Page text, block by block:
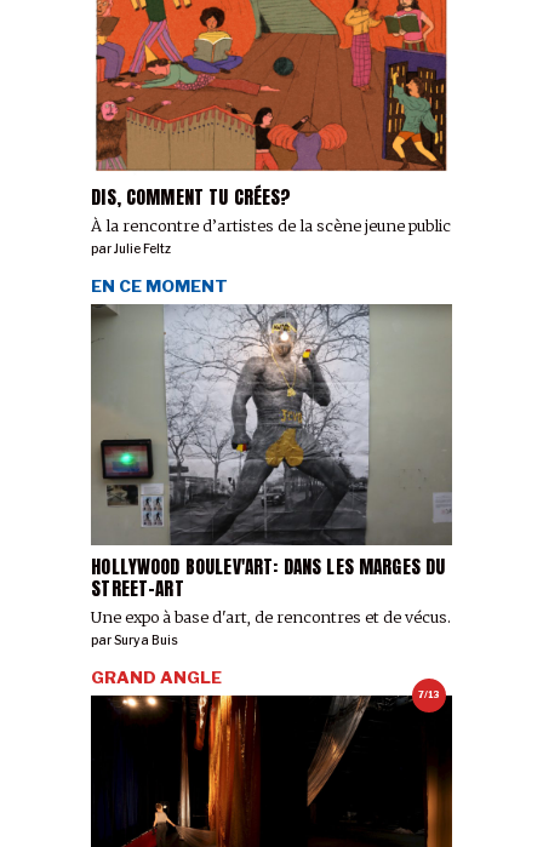
DIS, COMMENT TU CRÉES?
À la rencontre d’artistes de la scène jeune public
parJulie Feltz
HOLLYWOOD BOULEV'ART: DANS LES MARGES DU
STREET-ART
Une expo à base d'art, de rencontres et de vécus.
EN CE MOMENT
parSurya Buis
7/13
GRAND ANGLE